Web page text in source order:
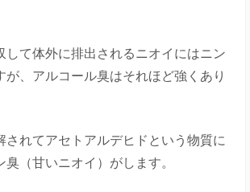
して体外に排出されるニオイにはニン
が、アルコール臭はそれほど強くあり
されてアセトアルデヒドという物質に
（甘いニオイ）がします。